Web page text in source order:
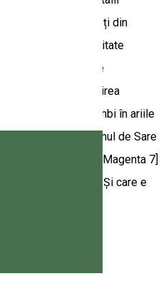
lor și prindeți din
boluri) • Activitate
• Activitate
pers pt pregătirea
Oferim ghid în 3 limbi în ariile
• Ghidaj în Canionul de Sare
semiprețioasă. Magenta 7]
Dar rețeta ei o știi? Și care e